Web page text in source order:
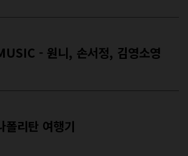
- 원니, 손서정, 김영소영
폴리탄 여행기